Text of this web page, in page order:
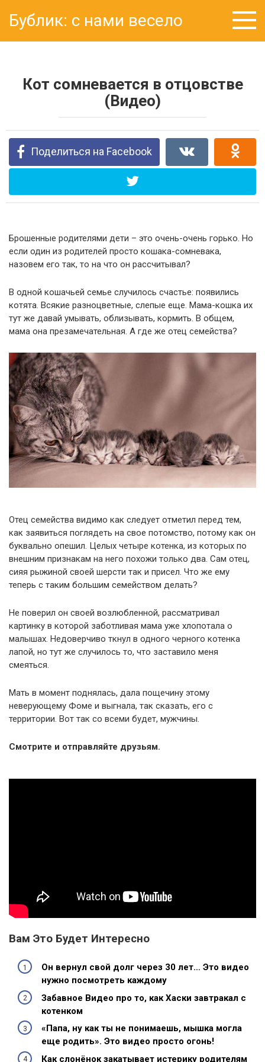
контенту
Бублик: с нами весело
Кот сомневается в отцовстве
(Видео)
Поделиться на Facebook
Брошенные родителями дети – это очень-очень горько. Но
если один из родителей просто кошака-сомневака,
назовем его так, то на что он рассчитывал?
В одной кошачьей семье случилось счастье: появились
котята. Всякие разноцветные, слепые еще. Мама-кошка их
тут же давай умывать, облизывать, кормить. В общем,
мама она презамечательная. А где же отец семейства?
Отец семейства видимо как следует отметил перед тем,
как заявиться поглядеть на свое потомство, потому как он
буквально опешил. Целых четыре котенка, из которых по
внешним признакам на него похожи только два. Сам отец,
сияя рыжиной своей шерсти так и присел. Что же ему
теперь с таким большим семейством делать?
Не поверил он своей возлюбленной, рассматривал
картинку в которой заботливая мама уже хлопотала о
малышах. Недоверчиво ткнул в одного черного котенка
лапой, но тут же случилось то, что заставило меня
смеяться.
Мать в момент поднялась, дала пощечину этому
неверующему Фоме и выгнала, так сказать, его с
территории. Вот так со всеми будет, мужчины.
Смотрите и отправляйте друзьям.
Вам Это Будет Интересно
Он вернул свой долг через 30 лет… Это видео
нужно посмотреть каждому
Забавное Видео про то, как Хаски завтракал с
котенком
«Папа, ну как ты не понимаешь, мышка могла
еще родить». Это видео просто огонь!
Как слонёнок закатывает истерику родителям